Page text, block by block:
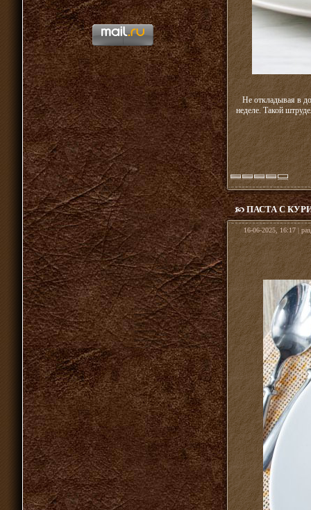
Не откладывая в
неделе. Такой
ПАСТА С
16-06-2025, 16:17 |